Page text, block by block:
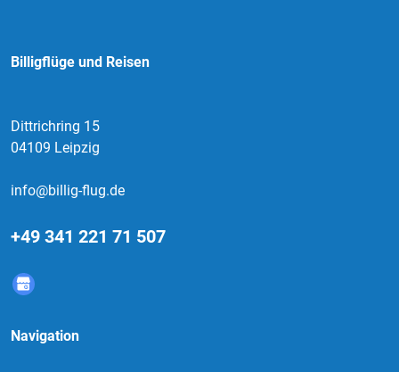
Billigflüge und Reisen
Dittrichring 15
04109 Leipzig
info@billig-flug.de
+49 341 221 71 507
Navigation